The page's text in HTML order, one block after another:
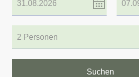
2 Personen
Suchen